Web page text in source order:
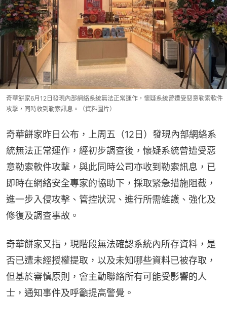
奇華餅家6月12日發現內部網絡系統無法正常運作，懷疑系統曾遭受惡意勒索軟件
攻擊，同時收到勒索訊息。（資料圖片）
奇華餅家昨日公布，上周五（12日）發現內部網絡系
統無法正常運作，經初步調查後，懷疑系統曾遭受惡
意勒索軟件攻擊，與此同時公司亦收到勒索訊息，已
即時在網絡安全專家的協助下，採取緊急措施阻截，
進一步入侵攻擊、管控狀況、進行所需維護、強化及
修復及調查事故。
奇華餅家又指，現階段無法確認系統內所存資料，是
否已遭未經授權提取，以及未知哪些資料已被存取，
但基於審慎原則，會主動聯絡所有可能受影響的人
士，通知事件及呼籲提高警覺。